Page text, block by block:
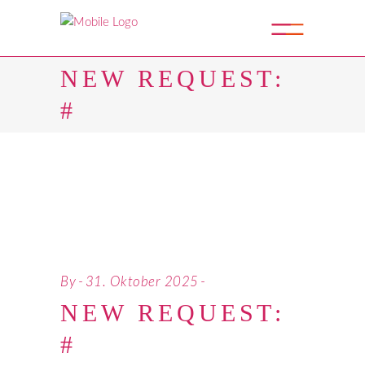
NEW REQUEST:
#
By 31. Oktober 2025
NEW REQUEST:
#